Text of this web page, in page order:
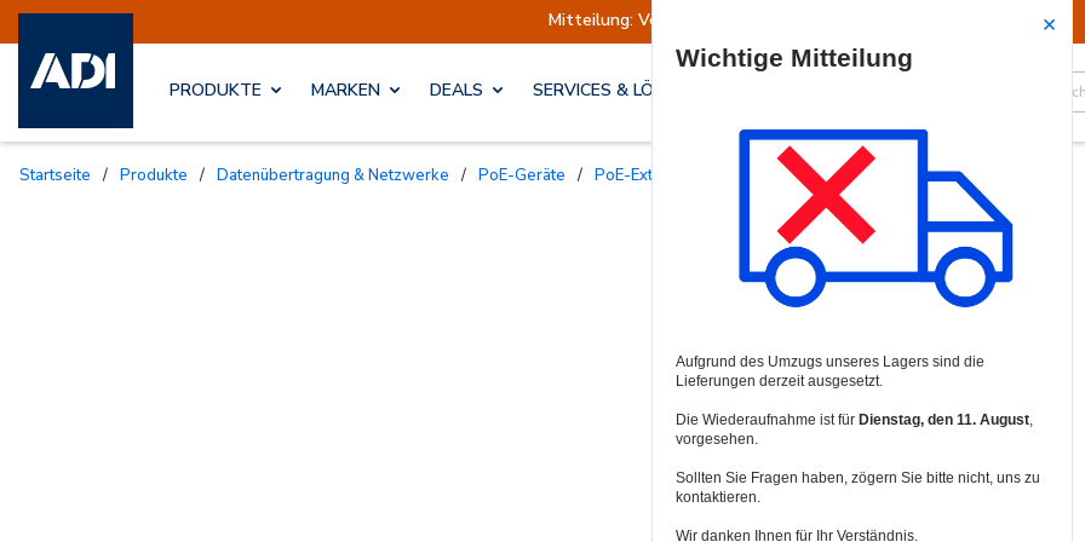
Mitteilung: Versand ausgesetzt
PRODUKTE MARKEN DEALS SERVICES & LÖSUNGEN
Startseite / Produkte / Datenübertragung & Netzwerke / PoE-Geräte / PoE-Extender